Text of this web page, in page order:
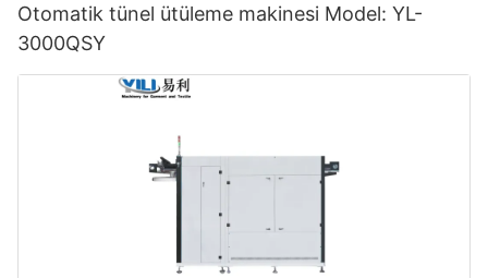
Otomatik tünel ütüleme makinesi Model: YL-
3000QSY